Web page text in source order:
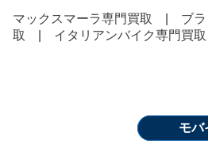
マックスマーラ専門買取 ブ
取
イタリアンバイク専門買取
モバ